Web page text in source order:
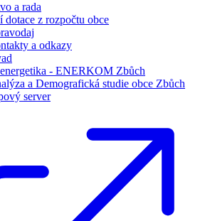
a rada
z rozpočtu obce
a odkazy
- ENERKOM Zbůch
a Demografická studie obce Zbůch
server